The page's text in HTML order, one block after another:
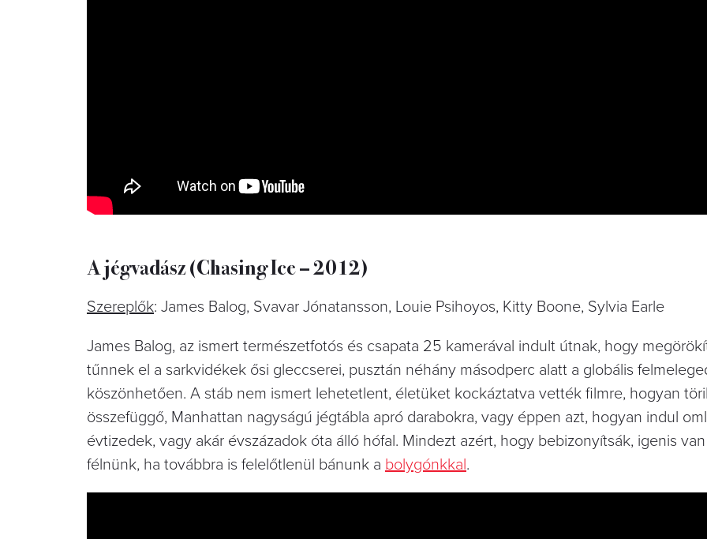
A jégvadász (Chasing Ice – 2012)
Szereplők: James Balog, Svavar Jónatansson, Louie Psihoyos, Kitty Boone, Sylvia Earle
James Balog, az ismert természetfotós és csapata 25 kamerával indult útnak, hogy
tűnnek el a sarkvidékek ősi gleccserei, pusztán néhány másodperc alatt a globális
köszönhetően. A stáb nem ismert lehetetlent, életüket kockáztatva vették filmre, hogyan
összefüggő, Manhattan nagyságú jégtábla apró darabokra, vagy éppen azt, hogyan indul
évtizedek, vagy akár évszázadok óta álló hófal. Mindezt azért, hogy bebizonyítsák, igenis
félnünk, ha továbbra is felelőtlenül bánunk a bolygónkkal.